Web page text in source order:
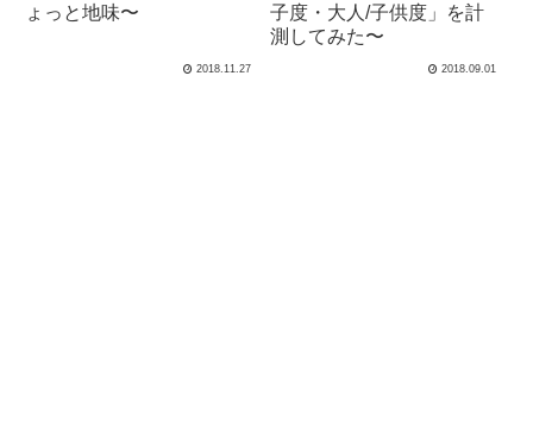
ょっと地味〜
2018.11.27
子度・大人/子供度」を計
測してみた〜
2018.09.01